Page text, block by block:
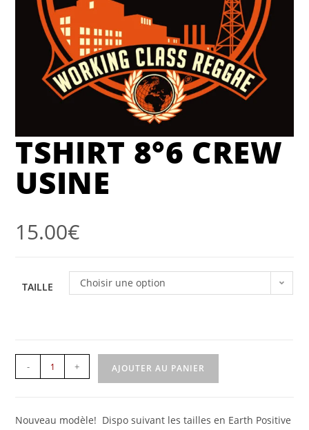
TSHIRT 8°6 CREW
USINE
15.00€
TAILLE Choisir une option
- + AJOUTER AU PANIER
Nouveau modèle! Dispo suivant les tailles en Earth Positive